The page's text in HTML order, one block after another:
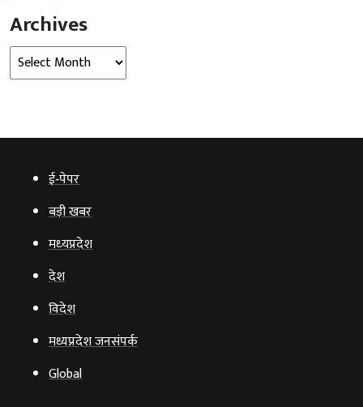
Archives
Archives
ई‑पेपर
बड़ी खबर
मध्‍यप्रदेश
देश
विदेश
मध्यप्रदेश जनसंपर्क
Global